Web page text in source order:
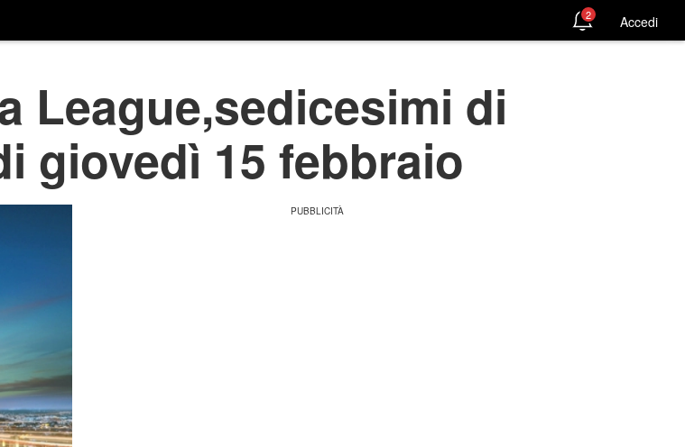
2 Accedi
League,sedicesimi di
giovedì 15 febbraio